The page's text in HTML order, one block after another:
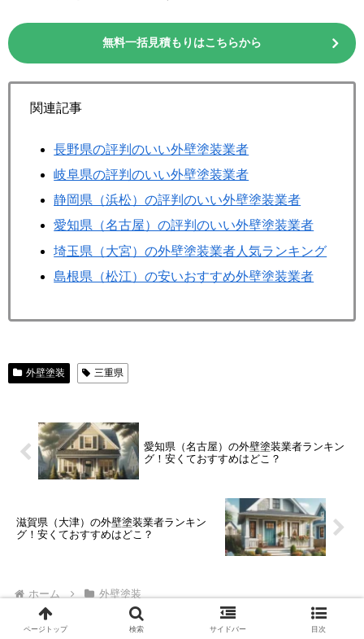
無料一括見積もりはこちらから
関連記事
長野県の評判のいい外壁塗装業者
岐阜県の評判のいい外壁塗装業者
静岡県（浜松）の評判のいい外壁塗装業者
愛知県（名古屋）の評判のいい外壁塗装業者
埼玉県（大宮）の外壁塗装業者人気ランキング
島根県（松江）の安いおすすめ外壁塗装業者
外壁塗装 三重県
愛知県（名古屋）の外壁塗装業者ランキン
グ！安くておすすめはどこ？
滋賀県（大津）の外壁塗装業者ランキン
グ！安くておすすめはどこ？
ホーム 外壁塗装
ページトップ 検索 サイドバー 目次